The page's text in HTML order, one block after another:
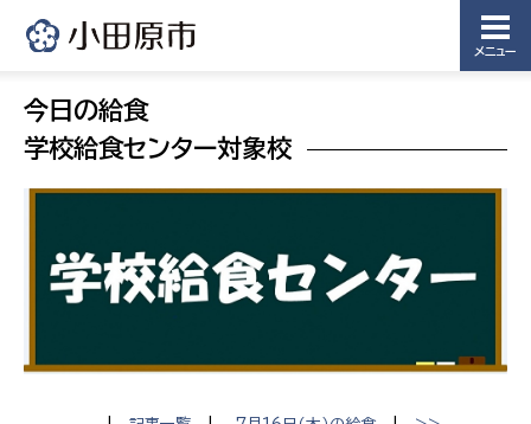
メニュー
今日の給食
学校給食センター対象校